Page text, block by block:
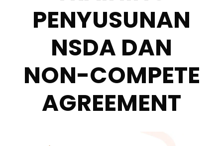
PENYUSUNAN
NSDA DAN
NON-COMPETE
AGREEMENT